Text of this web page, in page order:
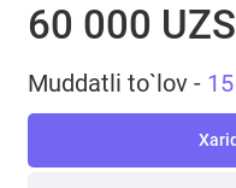
60 000 UZS
Muddatli to`lov -